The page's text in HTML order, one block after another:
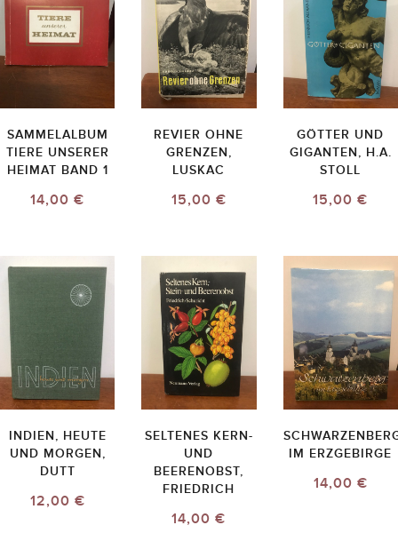
SAMMELALBUM
TIERE UNSERER
HEIMAT BAND 1
14,00 €
REVIER OHNE
GRENZEN,
LUSKAC
15,00 €
GÖTTER UND
GIGANTEN, H.A.
STOLL
15,00 €
INDIEN, HEUTE
UND MORGEN,
DUTT
12,00 €
SELTENES KERN-
UND
BEERENOBST,
FRIEDRICH
14,00 €
IM ERZGEBIRGE
14,00 €